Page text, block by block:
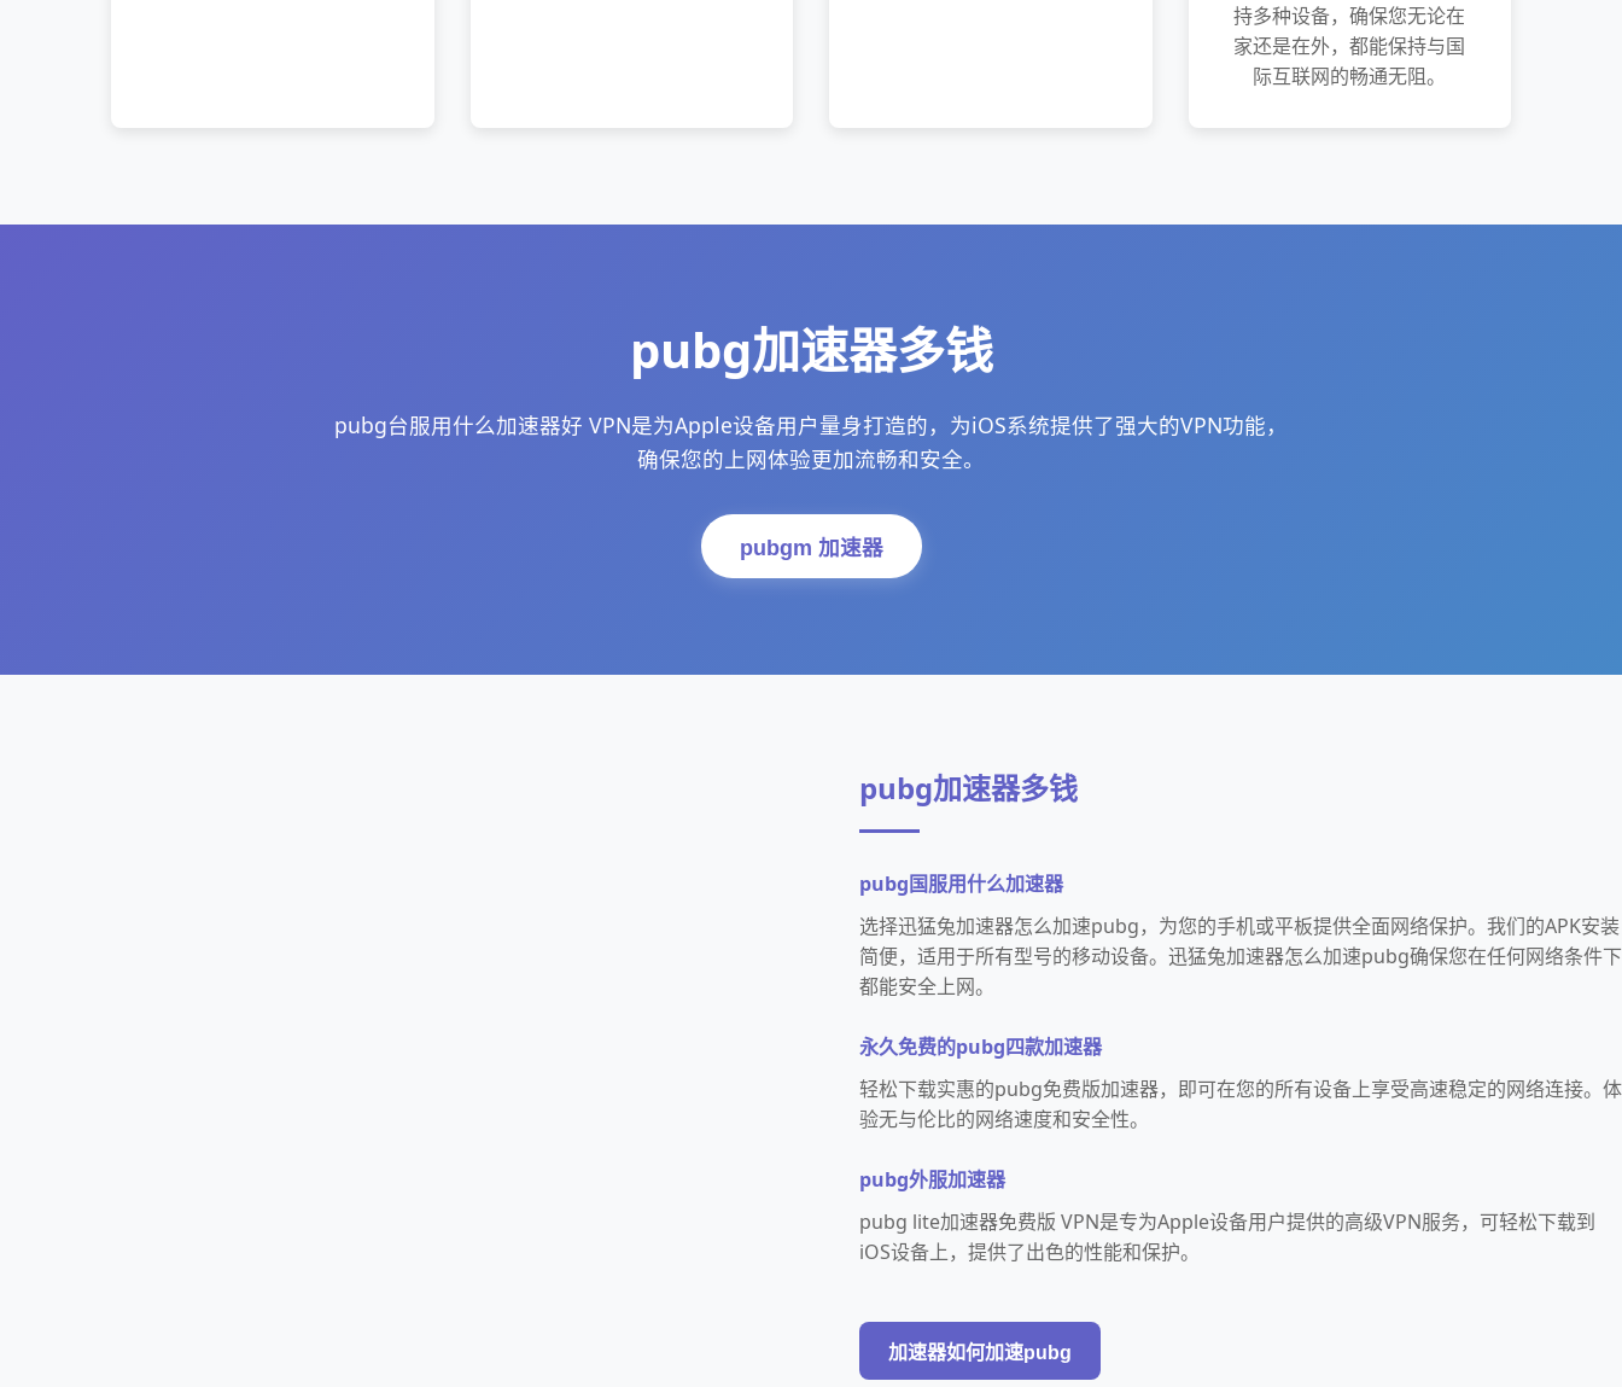
持多种设备，确保您无论在
家还是在外，都能保持与国
际互联网的畅通无阻。
pubg加速器多钱
pubg台服用什么加速器好 VPN是为Apple设备用户量身打造的，为iOS系统提供了强大的VPN功能，
确保您的上网体验更加流畅和安全。
pubgm 加速器
pubg加速器多钱
pubg国服用什么加速器
选择迅猛兔加速器怎么加速pubg，为您的手机或平板提供全面网络保护。我们的APK安装
简便，适用于所有型号的移动设备。迅猛兔加速器怎么加速pubg确保您在任何网络条件下
都能安全上网。
永久免费的pubg四款加速器
轻松下载实惠的pubg免费版加速器，即可在您的所有设备上享受高速稳定的网络连接。体
验无与伦比的网络速度和安全性。
pubg外服加速器
pubg lite加速器免费版 VPN是专为Apple设备用户提供的高级VPN服务，可轻松下载到
iOS设备上，提供了出色的性能和保护。
加速器如何加速pubg